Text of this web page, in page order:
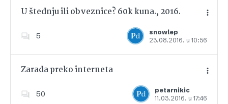
U štednju ili obveznice? 60k kuna., 2016.
5
snowlep
23.08.2016. u 10:56
Dodajte u favorite
Zarada preko interneta
50
petarnikic
11.03.2016. u 17:46
Dodajte u favorite